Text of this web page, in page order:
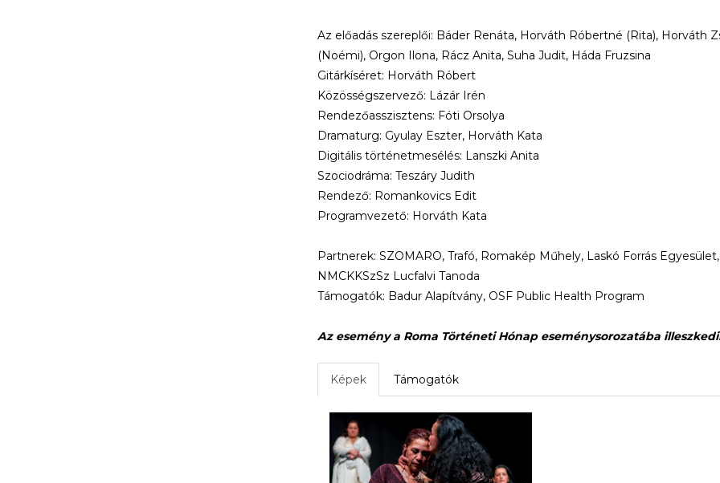
Az előadás szereplői: Báder Renáta, Horváth Róbertné (Rita), Horváth
(Noémi), Orgon Ilona, Rácz Anita, Suha Judit, Háda Fruzsina
Gitárkíséret: Horváth Róbert
Közösségszervező: Lázár Irén
Rendezőasszisztens: Fóti Orsolya
Dramaturg: Gyulay Eszter, Horváth Kata
Digitális történetmesélés: Lanszki Anita
Szociodráma: Teszáry Judith
Rendező: Romankovics Edit
Programvezető: Horváth Kata
Partnerek: SZOMARO, Trafó, Romakép Műhely, Laskó Forrás
NMCKKSzSz Lucfalvi Tanoda
Támogatók: Badur Alapítvány, OSF Public Health Program
Az esemény a Roma Történeti Hónap eseménysorozatába
Képek Támogatók